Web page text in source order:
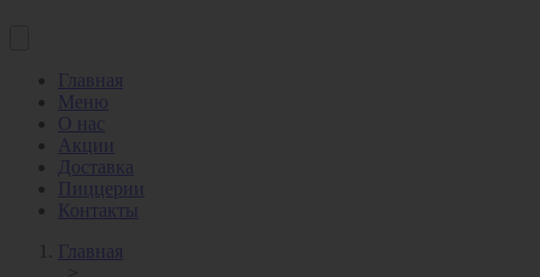
Главная
Меню
О нас
Акции
Доставка
Пиццерии
Контакты
Главная
>